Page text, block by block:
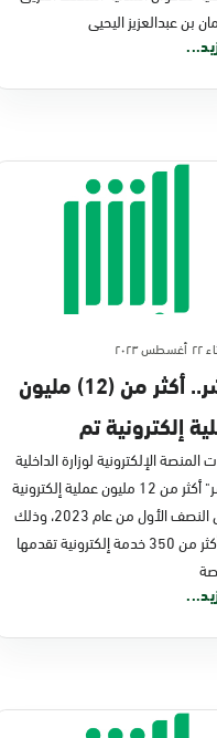
بن عبدالعزيز اليحيى
٢٠٢٣
أبشر.. أكثر من (12) مليون
إلكترونية تم
خلال النصف الأول
2023
المنصة الإلكترونية لوزارة الداخلية
"أبشر" أكثر من 12 مليون عملية إلكترونية
خلال النصف الأول من عام 2023، وذلك
عبر أكثر من 350 خدمة إلكترونية تقدمها